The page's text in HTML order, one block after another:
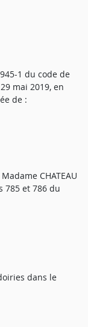
1 du code de
mai 2019, en
de :
CHATEAU
785 et 786 du
dans le